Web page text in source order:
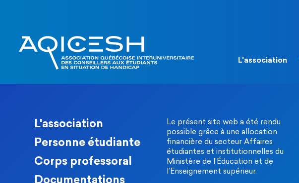
L'association
L'association
Personne étudiante
Corps professoral
Le présent site web a été rendu
possible grâce à une allocation
financière du secteur Affaires
étudiantes et institutionnelles du
Ministère de l’Éducation et de
l’Enseignement supérieur.